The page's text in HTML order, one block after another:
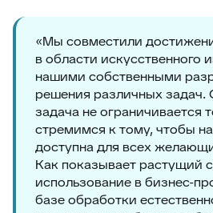
«Мы совместили
в области искусственного
нашими собственными
решения различных задач.
задача не ограничивается
стремимся к тому, чтобы
доступна для всех
Как показывает растущий
использование в бизнес-
базе обработки